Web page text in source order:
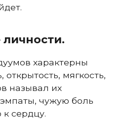
характерны
открытость, мягкость,
называл их
чужую боль
сердцу.